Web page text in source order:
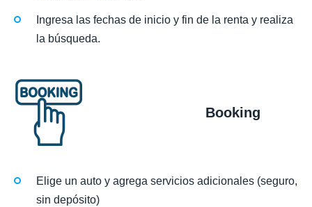
Ingresa las fechas de inicio y fin de la renta y realiza
la búsqueda.
Booking
Elige un auto y agrega servicios adicionales (seguro,
sin depósito)